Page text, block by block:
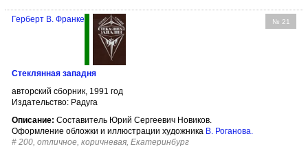
№ 21
Герберт В. Франке
Стеклянная западня
авторский сборник, 1991 год
Издательство: Радуга
Описание: Составитель Юрий Сергеевич Новиков.
Оформление обложки и иллюстрации художника В. Роганова
# 200, отличное, коричневая, Екатеринбург